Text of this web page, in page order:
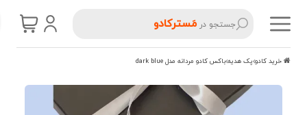
جستجو درمَسترکادو
پک هدیه باکس کادو مردانه مدل dark blue